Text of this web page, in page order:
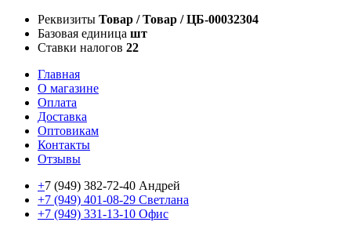
Реквизиты Товар / Товар / ЦБ-00032304
Базовая единица шт
Ставки налогов 22
Главная
О магазине
Оплата
Доставка
Оптовикам
Контакты
Отзывы
+7 (949) 382-72-40 Андрей
+7 (949) 401-08-29 Светлана
+7 (949) 331-13-10 Офис